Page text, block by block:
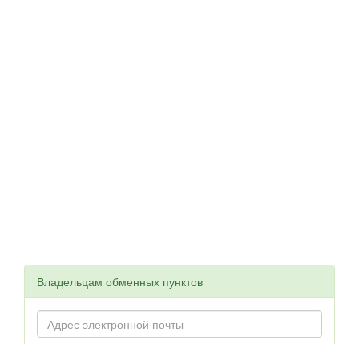
Владельцам обменных пунктов